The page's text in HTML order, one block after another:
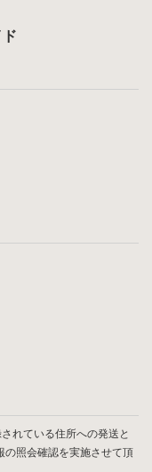
れている住所への発送と
の照会確認を実施させて頂